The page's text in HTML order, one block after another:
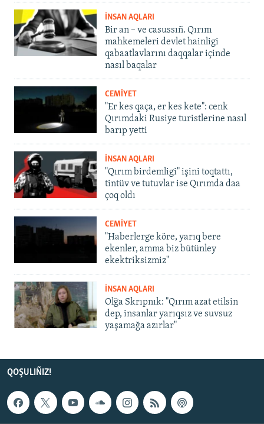
İNSAN AQLARI
Bir an – ve casussıñ. Qırım
mahkemeleri devlet hainligi
qabaatlavlarını daqqalar içinde
nasıl baqalar
CEMİYET
"Er kes qaça, er kes kete": cenk
Qırımdaki Rusiye turistlerine nasıl
barıp yetti
İNSAN AQLARI
"Qırım birdemligi" işini toqtattı,
tintüv ve tutuvlar ise Qırımda daa
çoq oldı
CEMİYET
"Haberlerge köre, yarıq bere
ekenler, amma biz bütünley
ekektriksizmiz"
İNSAN AQLARI
Olğa Skrıpnık: "Qırım azat etilsin
dep, insanlar yarıqsız ve suvsuz
yaşamağa azırlar"
QOŞULIÑIZ!